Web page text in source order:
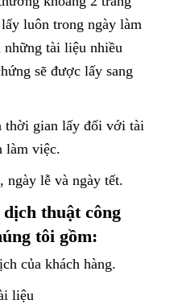
luôn trong ngày làm
tài liệu nhiều
sẽ được lấy sang
thời gian lấy đối với tài
làm việc.
lễ và ngày tết.
thuật công
tôi gồm:
của khách hàng.
liệu